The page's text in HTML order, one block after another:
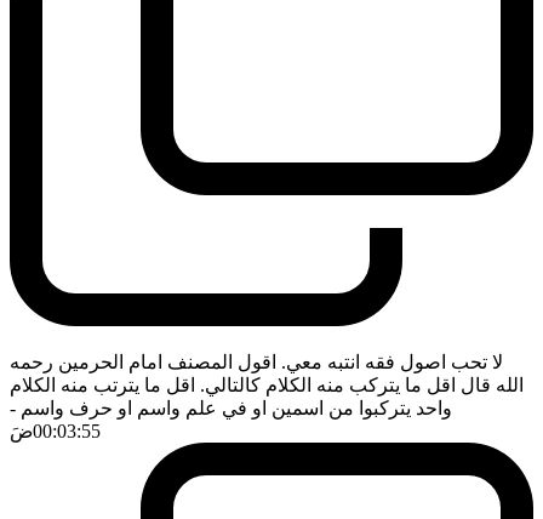
لا تحب اصول فقه انتبه معي. اقول المصنف امام الحرمين رحمه
الله قال اقل ما يتركب منه الكلام كالتالي. اقل ما يترتب منه الكلام
واحد يتركبوا من اسمين او في علم واسم او حرف واسم -
00:03:55ضَ